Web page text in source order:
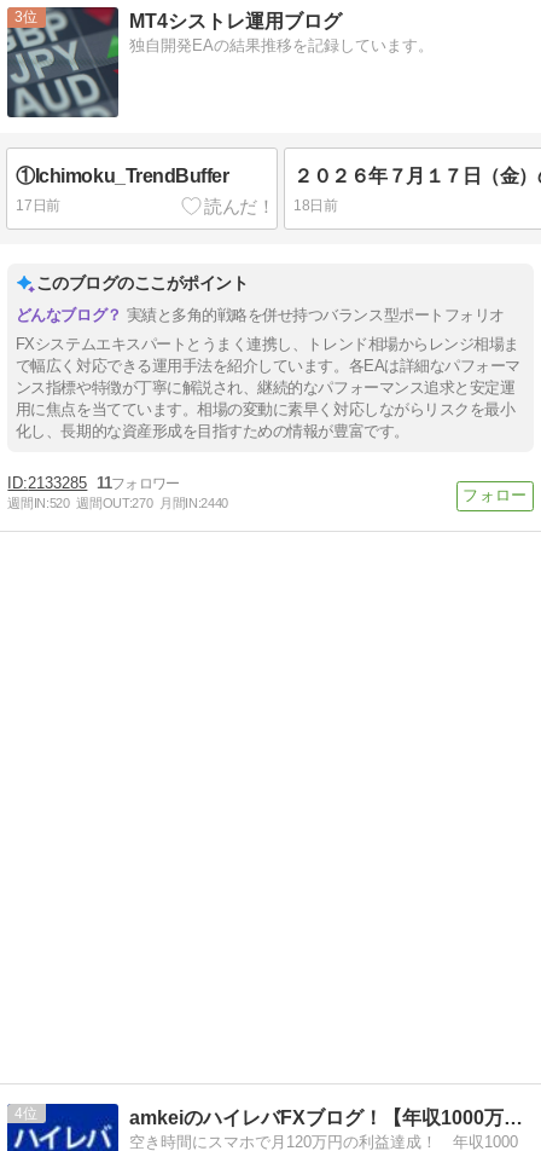
3 MT4シストレ運用ブログ
独自開発EAの結果推移を記録しています。
①Ichimoku_TrendBuffer
17日前 18日前
このブログのここがポイント
実績と多角的戦略を併せ持つバランス型ポートフォリオ
FXシステムエキスパートとうまく連携し、トレンド相場からレンジ相場ま
で幅広く対応できる運用手法を紹介しています。各EAは詳細なパフォーマ
ンス指標や特徴が丁寧に解説され、継続的なパフォーマンス追求と安定運
用に焦点を当てています。相場の変動に素早く対応しながらリスクを最小
化し、長期的な資産形成を目指すための情報が豊富です。
2133285 11
週間IN:520 週間OUT:270 月間IN:2440
4 amkeiのハイレバFXブログ！【年収1000万円に挑戦！】
空き時間にスマホで月120万円の利益達成！ 年収1000